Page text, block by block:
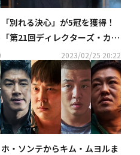
「別れる決心」が5冠を獲得！
「第21回ディレクターズ・カッ
ト・アワード」今年の俳優賞は
パク・ヘイル＆タン・ウェイ
（総合）
2023/02/25 20:22
ホ・ソンテからキム・ムヨルま